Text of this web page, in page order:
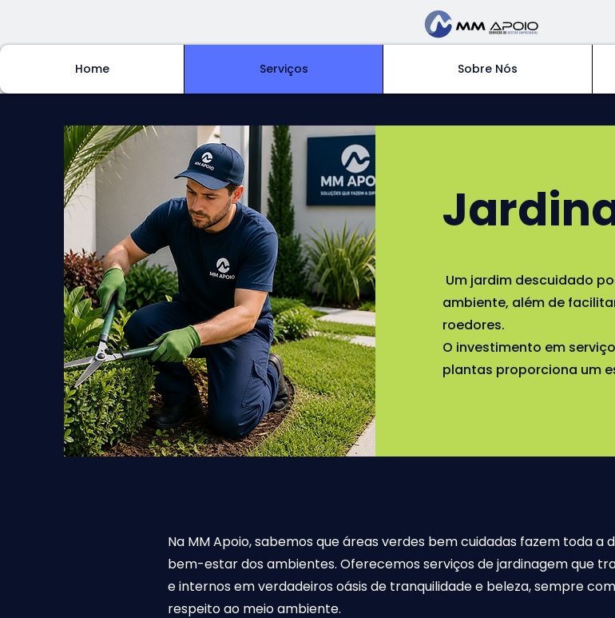
Home Serviços Sobre Nós
Um jardim descuidado
ambiente, além de
roedores.
O investimento em
plantas proporciona um
Na MM Apoio, sabemos que áreas verdes bem cuidadas fazem toda a
bem-estar dos ambientes. Oferecemos serviços de jardinagem que
e internos em verdadeiros oásis de tranquilidade e beleza, sempre
respeito ao meio ambiente.